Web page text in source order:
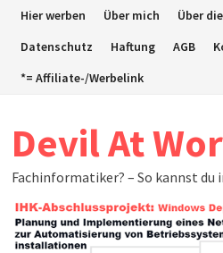
ZumHier werben Über mich Über
Datenschutz
Haftung AGB
*= Affiliate-/Werbelink
Devil At
Fachinformatiker? – So kannst